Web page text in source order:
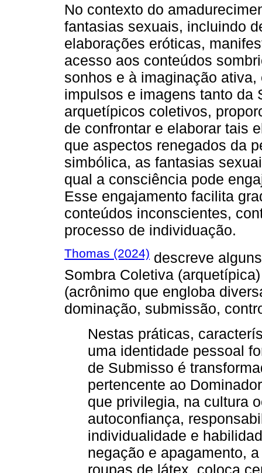
No contexto do
fantasias sexuais, incluindo
elaborações eróticas,
acesso aos conteúdos
sonhos e à imaginação
impulsos e imagens tanto da
arquetípicos coletivos,
de confrontar e elaborar tais
que aspectos renegados da
simbólica, as fantasias
qual a consciência pode
Esse engajamento facilita
conteúdos inconscientes,
processo de individuação.
Thomas (2024) descreve
Sombra Coletiva
(acrônimo que engloba
dominação, submissão,
Nestas práticas,
uma identidade pessoal
de Submisso é
pertencente ao
que privilegia, na cultura
autoconfiança,
individualidade e
negação e apagamento,
roupas de látex, coloca